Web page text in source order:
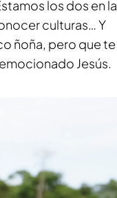
los dos en la
culturas… Y
ñoña, pero que te
Jesús.